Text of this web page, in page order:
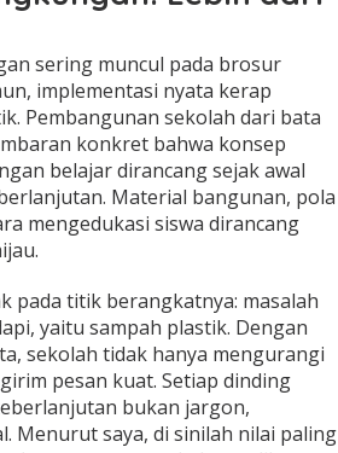
sering muncul pada brosur
implementasi nyata kerap
Pembangunan sekolah dari bata
konkret bahwa konsep
belajar dirancang sejak awal
Material bangunan, pola
mengedukasi siswa dirancang
pada titik berangkatnya: masalah
yaitu sampah plastik. Dengan
sekolah tidak hanya mengurangi
pesan kuat. Setiap dinding
bukan jargon,
Menurut saya, di sinilah nilai paling